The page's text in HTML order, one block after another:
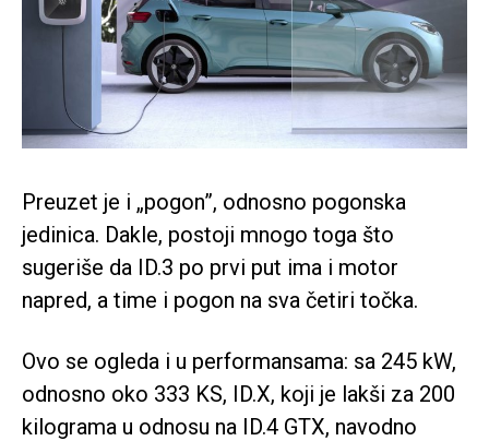
Preuzet je i „pogon”, odnosno pogonska
jedinica. Dakle, postoji mnogo toga što
sugeriše da ID.3 po prvi put ima i motor
napred, a time i pogon na sva četiri točka.
Ovo se ogleda i u performansama: sa 245 kW,
odnosno oko 333 KS, ID.X, koji je lakši za 200
kilograma u odnosu na ID.4 GTX, navodno